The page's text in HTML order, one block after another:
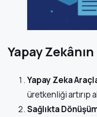
Yapay
Yapay Zeka
üretkenliği artırıp
Sağlıkta